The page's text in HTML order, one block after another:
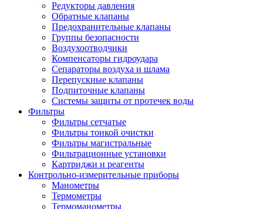
Редукторы давления
Обратные клапаны
Предохранительные клапаны
Группы безопасности
Воздухоотводчики
Компенсаторы гидроудара
Сепараторы воздуха и шлама
Перепускные клапаны
Подпиточные клапаны
Системы защиты от протечек воды
Фильтры
Фильтры сетчатые
Фильтры тонкой очистки
Фильтры магистральные
Фильтрационные установки
Картриджи и реагенты
Контрольно-измерительные приборы
Манометры
Термометры
Термоманометры